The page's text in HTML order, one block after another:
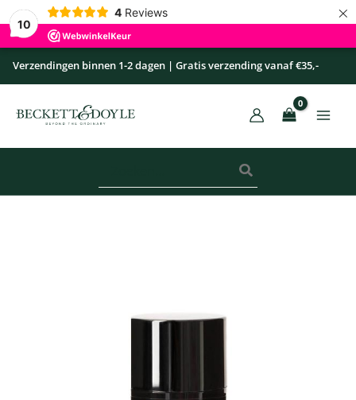
10
4 Reviews ×
Ga
naar
inhoud
Verzendingen binnen 1-2 dagen | Gratis verzending vanaf €35,-